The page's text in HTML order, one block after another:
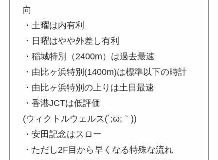
向
・土曜は内有利
・日曜はやや外差し有利
・稲城特別（2400m）は過去最速
・由比ヶ浜特別(1400m)は標準以下の時計
・由比ヶ浜特別の上りは土日最速
・香港JCTは低評価
(ウィクトルウェルス(´;ω;｀))
・安田記念はスロー
・ただし2F目から早くなる特殊な流れ